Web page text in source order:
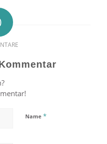
Name *